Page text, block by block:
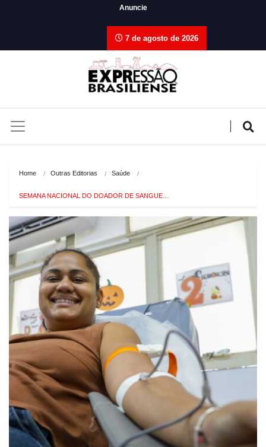
Anuncie
7 de agosto de 2026
Home Outras Editorias Saúde
SEMANA NACIONAL DO DOADOR DE SANGUE…